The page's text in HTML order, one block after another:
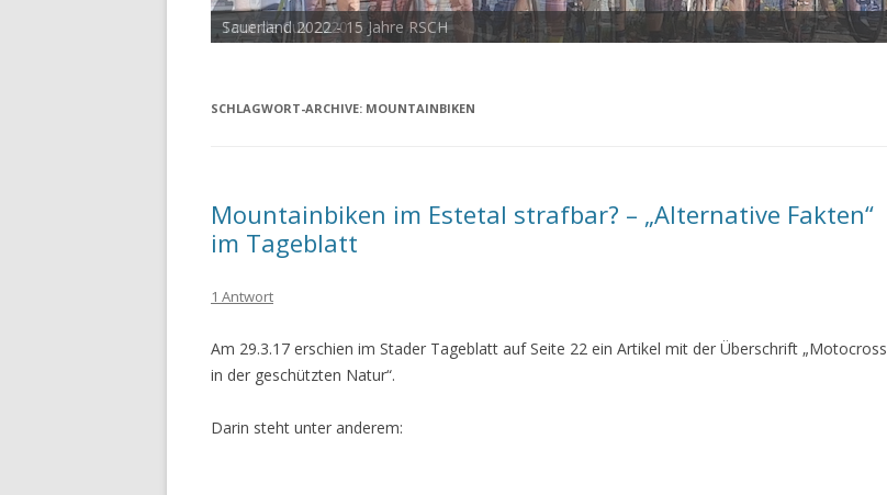
IMPRESSUM
Tour de Cux 2020
SCHLAGWORT-ARCHIVE: MOUNTAINBIKEN
Mountainbiken im Estetal strafbar? – „Alternative Fakten“
im Tageblatt
1 Antwort
Am 29.3.17 erschien im Stader Tageblatt auf Seite 22 ein Artikel mit der Überschrift „Motocross
in der geschützten Natur“.
Darin steht unter anderem: